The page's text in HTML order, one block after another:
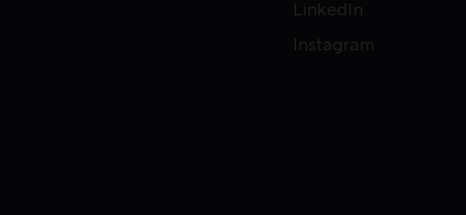
LinkedIn
Instagram